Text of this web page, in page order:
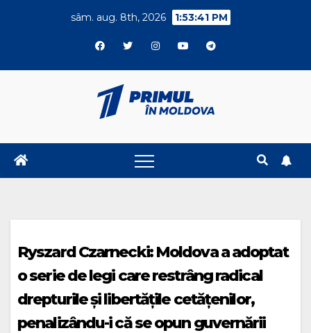
sâm. aug. 8th, 2026 1:53:41 PM
Ryszard Czarnecki: Moldova a adoptat
o serie de legi care restrâng radical
drepturile și libertățile cetățenilor,
penalizându-i că se opun guvernării